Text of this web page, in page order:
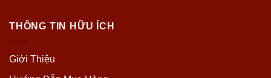
THÔNG TIN HỮU ÍCH
Giới Thiệu